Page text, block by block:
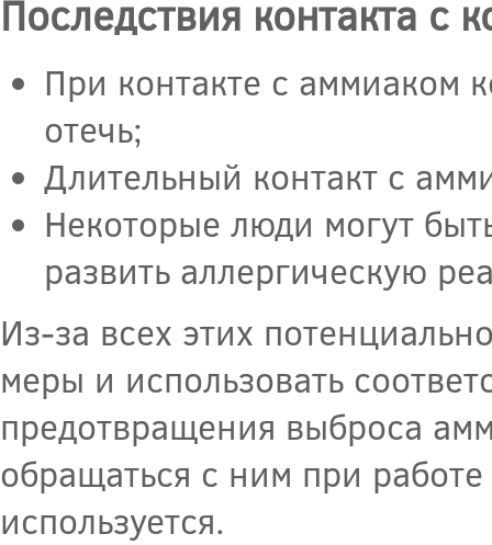
Последствия контакта с
При контакте с аммиаком
отечь;
Длительный контакт с
Некоторые люди могут
развить аллергическую
Из-за всех этих
меры и использовать
предотвращения выброса
обращаться с ним при
используется.